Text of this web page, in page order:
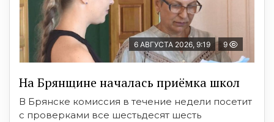
6 АВГУСТА 2026, 9:19 9
На Брянщине началась приёмка школ
В Брянске комиссия в течение недели посетит
с проверками все шестьдесят шесть